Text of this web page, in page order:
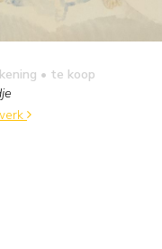
• te koop